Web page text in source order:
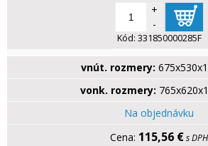
+
-
Kód: 331850000285F
vnút. rozmery:
vonk. rozmery:
Na objednávku
115,56 €s DPH